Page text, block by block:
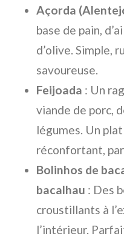
Açorda
base de pain,
d’olive. Simple,
savoureuse.
Feijoada : Un
viande de porc,
légumes. Un
réconfortant,
Bolinhos de
bacalhau : Des
croustillants à
l’intérieur.